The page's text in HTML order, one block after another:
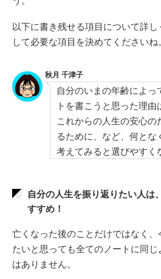
以下に書き残せる項目について詳
して必要な項目を決めてくださいね。
秋月 千津子
自分のいまの年齢によ
トを書こうと思った理由
これからの人生の安心
るために、など、何と
考えてみると選びやすく
自分の人生を振り返りたい人は
すすめ！
亡くなった後のことだけではなく
たいと思っても全てのノートに同
はありません。